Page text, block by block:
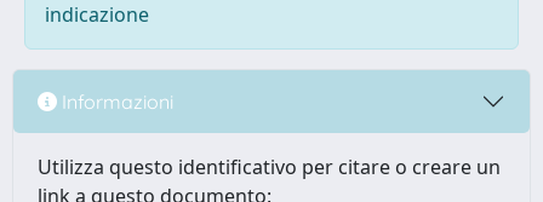
indicazione
Informazioni
Utilizza questo identificativo per citare o creare un
link a questo documento: